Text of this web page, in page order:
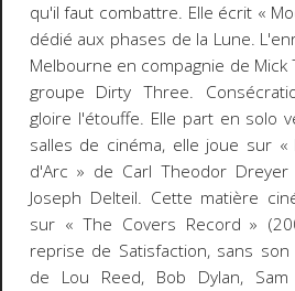
qu'il faut combattre. Elle écrit «
dédié aux phases de la Lune.
Melbourne en compagnie de Mick
groupe Dirty Three.
gloire l'étouffe. Elle part en solo
salles de cinéma, elle joue sur «
d'Arc » de Carl Theodor
Joseph Delteil. Cette matière
sur « The Covers Record »
reprise de Satisfaction,sans son
de Lou Reed, Bob Dylan,